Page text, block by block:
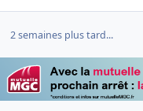
2 semaines plus tard...